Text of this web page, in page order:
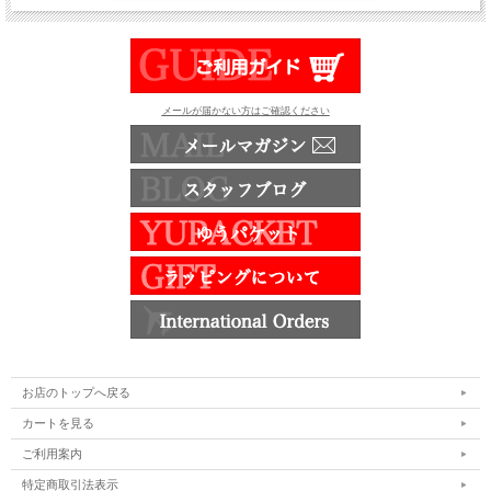
メールが届かない方はご確認ください
お店のトップへ戻る
カートを見る
ご利用案内
特定商取引法表示